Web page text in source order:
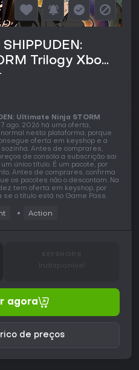
Trilogy Xbox
Ultimate Ninja STORM
ago. 2026 há uma oferta,
normal nesta plataforma, porque
oferta em keyshop e a
Antes de comprares,
de consola a subscrição sai
único título. É um pacote, por
Antes de comprares, confirma
os pacotes não o descontam. Na
tem oferta em keyshop, por
o título está no Game Pass.
Action
Indisponível
agora
de preços